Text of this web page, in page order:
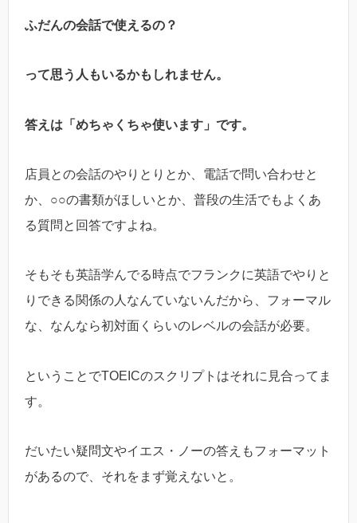
ふだんの会話で使えるの？
って思う人もいるかもしれません。
答えは「めちゃくちゃ使います」です。
店員との会話のやりとりとか、電話で問い合わせと
か、○○の書類がほしいとか、普段の生活でもよくあ
る質問と回答ですよね。
そもそも英語学んでる時点でフランクに英語でやりと
りできる関係の人なんていないんだから、フォーマル
な、なんなら初対面くらいのレベルの会話が必要。
ということでTOEICのスクリプトはそれに見合ってま
す。
だいたい疑問文やイエス・ノーの答えもフォーマット
があるので、それをまず覚えないと。